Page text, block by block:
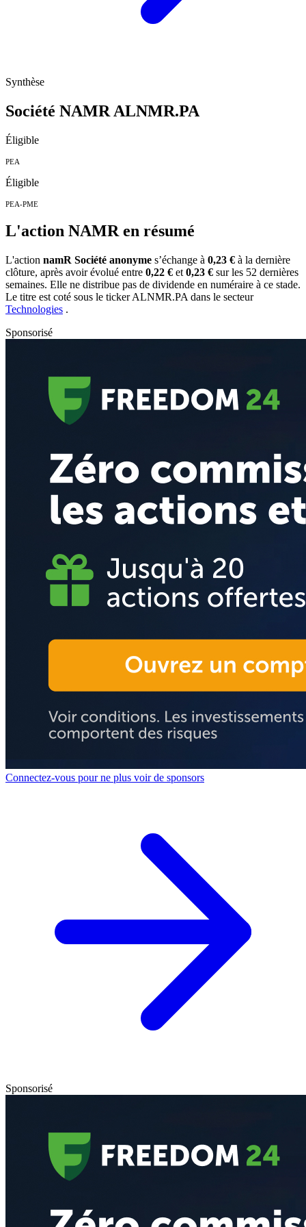
Synthèse
Société NAMR ALNMR.PA
Éligible
PEA
Éligible
PEA-PME
L'action NAMR en résumé
L'action namR Société anonyme s’échange à 0,23 € à la dernière
clôture, après avoir évolué entre 0,22 € et 0,23 € sur les 52 dernières
semaines. Elle ne distribue pas de dividende en numéraire à ce stade.
Le titre est coté sous le tickerALNMR.PA dans le secteur
Technologies .
Sponsorisé
Connectez-vous pour ne plus voir de sponsors
Sponsorisé